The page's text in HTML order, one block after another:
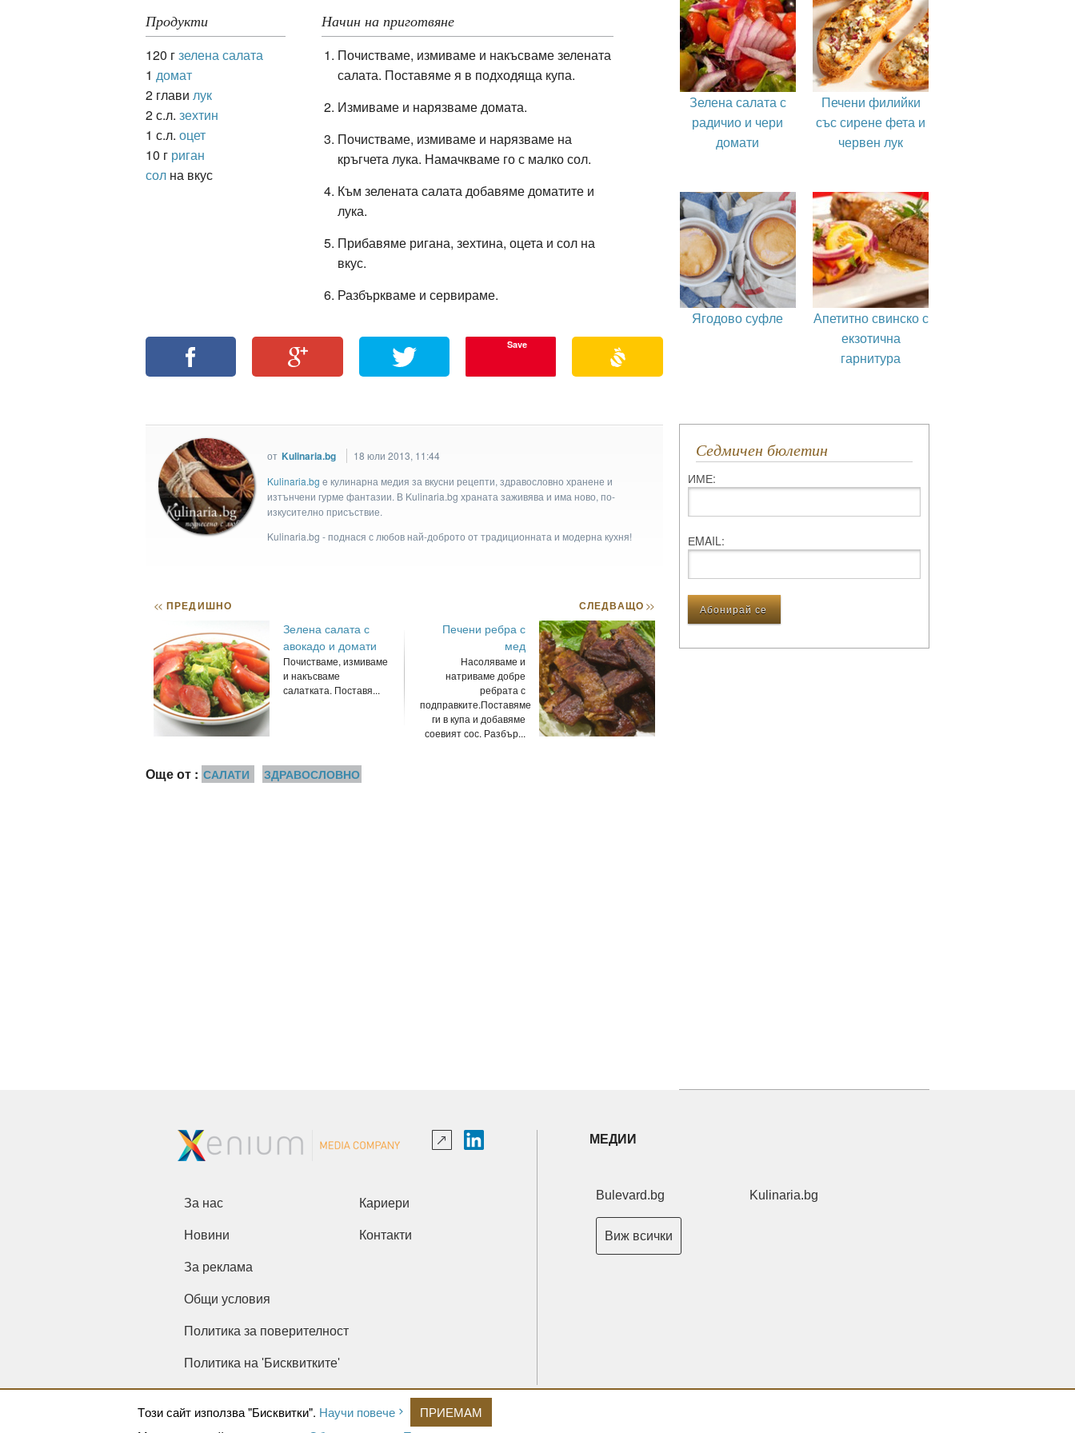
Продукти
120 гзелена салата
1 домат
2 глави лук
2 с.л. зехтин
1 с.л. оцет
10 г риган
сол на вкус
Начин на приготвяне
Почистваме, измиваме и накъсваме зелената
салата. Поставяме я в подходяща купа.
Измиваме и нарязваме домата.
Почистваме, измиваме и нарязваме на
кръгчета лука. Намачкваме го с малко сол.
Към зелената салата добавяме доматите и
лука.
Прибавяме ригана, зехтина, оцета и сол на
вкус.
Разбъркваме и сервираме.
Save
от Kulinaria.bg
18 юли 2013, 11:44
Kulinaria.bg e кулинарна медия за вкусни рецепти, здравословно хранене и
изтънчени гурме фантазии. В Kulinaria.bg храната заживява и има ново, по-
изкусително присъствие.
Kulinaria.bg - поднася с любов най-доброто от традиционната и модерна кухня!
<< ПРЕДИШНО
Зелена салата с
авокадо и домати
Почистваме, измиваме
и накъсваме
салатката. Поставя...
СЛЕДВАЩО>>
Печени ребра с
мед
Насоляваме и
натриваме добре
ребрата с
подправките.Поставяме
ги в купа и добавяме
соевият сос. Разбър...
Още от : САЛАТИ ЗДРАВОСЛОВНО
Зелена салата с
радичио и чери
домати
Печени филийки
със сирене фета и
червен лук
Ягодово суфле
Апетитно свинско с
екзотична
гарнитура
Седмичен бюлетин
ИМЕ:
ЕMAIL:
Tози сайт използва "Бисквитки". Научи повече
ПРИЕМАМ
За нас Кариери
Новини Контакти
За реклама
Общи условия
Политика за поверителност
Политика на 'Бисквитките'
МЕДИИ
Bulevard.bg Kulinaria.bg
Виж всички
Copyright © 2026 Ксениум ООД. Всички права запазени.